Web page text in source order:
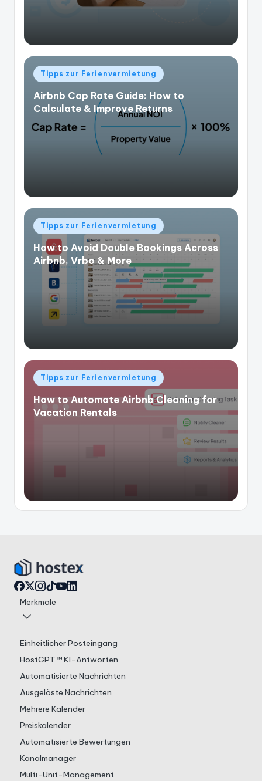
Veröffentlicht
in
Tipps zur Ferienvermietung
Airbnb Cap Rate Guide: How to
Calculate & Improve Returns
Veröffentlicht
in
Tipps zur Ferienvermietung
How to Avoid Double Bookings Across
Airbnb, Vrbo & More
Veröffentlicht
in
Tipps zur Ferienvermietung
How to Automate Airbnb Cleaning for
Vacation Rentals
Merkmale
Einheitlicher Posteingang
HostGPT™ KI-Antworten
Automatisierte Nachrichten
Ausgelöste Nachrichten
Mehrere Kalender
Preiskalender
Automatisierte Bewertungen
Kanalmanager
Multi-Unit-Management